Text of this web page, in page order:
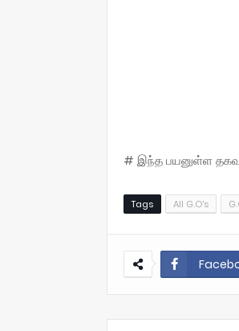
# இந்த பயனுள்ள
Tags All G.O's